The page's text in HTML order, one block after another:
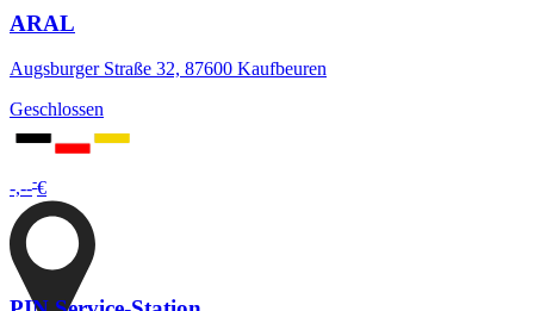
ARAL
Augsburger Straße 32, 87600 Kaufbeuren
Geschlossen
-,---€